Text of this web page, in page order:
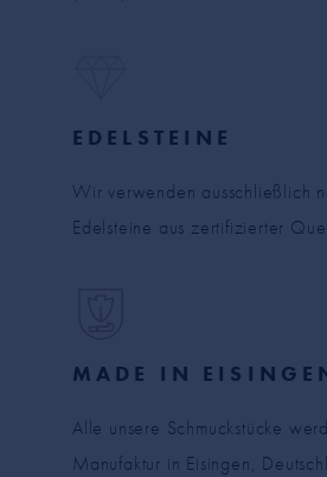
EDELSTEINE
Wir verwenden ausschließlich
Edelsteine aus zertifizierter
MADE IN
Alle unsere Schmuckstücke
Manufaktur in Eisingen,